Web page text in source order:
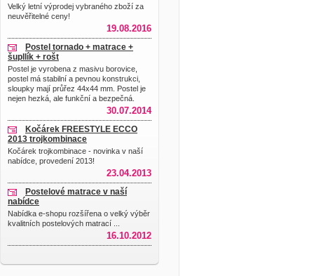
Velký letní výprodej vybraného zboží za
neuvěřitelné ceny!
19.08.2016
Postel tornado + matrace +
šupllík + rošt
Postel je vyrobena z masivu borovice,
postel má stabilní a pevnou konstrukci,
sloupky mají průřez 44x44 mm. Postel je
nejen hezká, ale funkční a bezpečná.
30.07.2014
Kočárek FREESTYLE ECCO
2013 trojkombinace
Kočárek trojkombinace - novinka v naší
nabídce, provedení 2013!
23.04.2013
Postelové matrace v naší
nabídce
Nabídka e-shopu rozšířena o velký výběr
kvalitních postelových matrací ...
16.10.2012